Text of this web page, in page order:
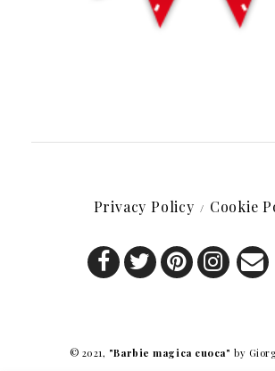
Privacy Policy Cookie
© 2021, "Barbie magica cuoca" by